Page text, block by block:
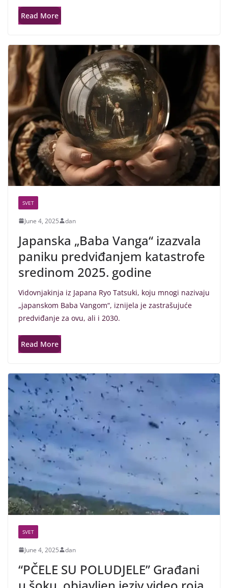
Read More
SVET
June 4, 2025 dan
Japanska „Baba Vanga“ izazvala
paniku predviđanjem katastrofe
sredinom 2025. godine
Vidovnjakinja iz Japana Ryo Tatsuki, koju mnogi nazivaju
„japanskom Baba Vangom“, iznijela je zastrašujuće
predviđanje za ovu, ali i 2030.
Read More
SVET
June 4, 2025 dan
“PČELE SU POLUDJELE” Građani